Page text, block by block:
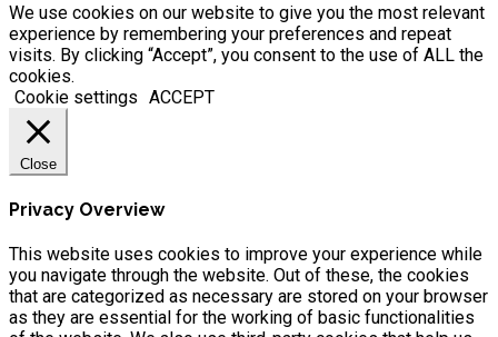
We use cookies on our website to give you the most relevant
experience by remembering your preferences and repeat
visits. By clicking “Accept”, you consent to the use of ALL the
cookies.
Cookie settings ACCEPT
Close
Privacy Overview
This website uses cookies to improve your experience while
you navigate through the website. Out of these, the cookies
that are categorized as necessary are stored on your browser
as they are essential for the working of basic functionalities